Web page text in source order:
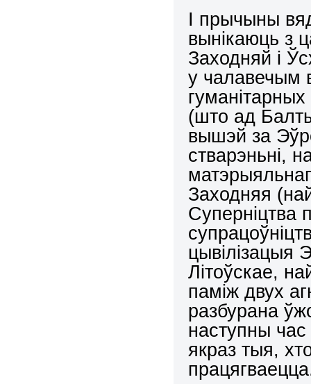
І прычыны
вынікаюць з
Заходняй і
у чалавечым
(што ад
вышэй за
стварэньні,
Заходняя
Суперніцтва
цывілізацыя
Літоўскае,
паміж двух
разбурана
наступны
якраз тыя,